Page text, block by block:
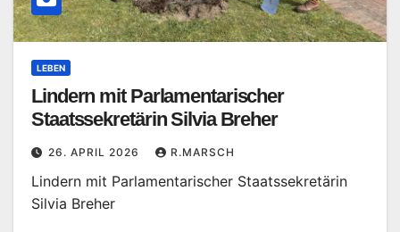
LEBEN
Lindern mit Parlamentarischer
Staatssekretärin Silvia Breher
26. APRIL 2026 R.MARSCH
Lindern mit Parlamentarischer Staatssekretärin
Silvia Breher